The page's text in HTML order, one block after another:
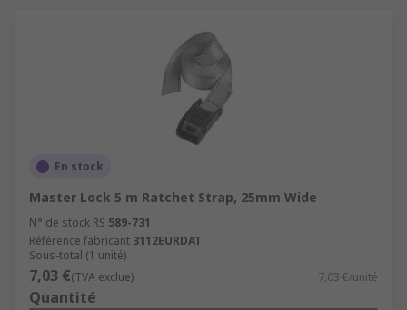
En stock
Master Lock 5 m Ratchet Strap, 25mm Wide
N° de stock RS 589-731
Référence fabricant 3112EURDAT
Sous-total (1 unité)
7,03 €(TVA exclue) 7,03 €/unité
Quantité